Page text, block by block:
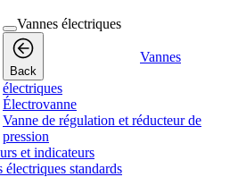
Vannes électriques
Back
Vannes
électriques
Électrovanne
Vanne de régulation et réducteur de
pression
et indicateurs
électriques standards